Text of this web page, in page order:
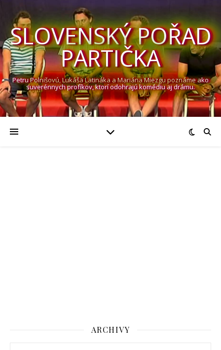
SLOVENSKÝ POŘAD
PARTIČKA
Petru Polnišovú, Lukáša Latináka a Mariána Miezgu poznáme ako
suverénnych profíkov, ktorí odohrajú komédiu aj drámu.
ARCHIVY